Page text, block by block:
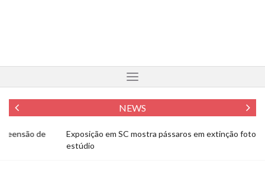
NEWS
Exposição em SC mostra pássaros em extinção fotografados em